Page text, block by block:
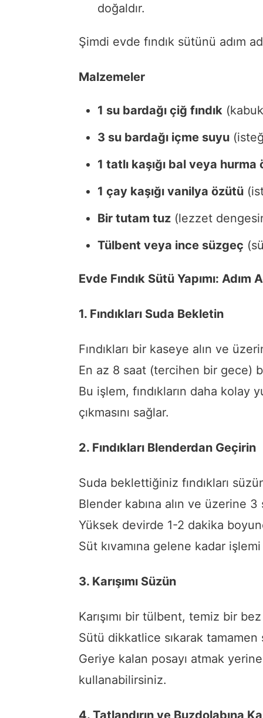
doğaldır.
Şimdi evde fındık sütünü adım
Malzemeler
1 su bardağı çiğ fındık
3 su bardağı içme suyu
1 tatlı kaşığı bal veya hurma
1 çay kaşığı vanilya özütü
Bir tutam tuz (lezzet
Tülbent veya ince süzgeç
Evde Fındık Sütü Yapımı: Adım
1. Fındıkları Suda Bekletin
Fındıkları bir kaseye alın ve
En az 8 saat (tercihen bir gece)
Bu işlem, fındıkların daha kolay
çıkmasını sağlar.
2. Fındıkları Blenderdan Geçirin
Suda beklettiğiniz fındıkları
Blender kabına alın ve üzerine
Yüksek devirde 1-2 dakika
Süt kıvamına gelene kadar
3. Karışımı Süzün
Karışımı bir tülbent, temiz bir
Sütü dikkatlice sıkarak tamamen
Geriye kalan posayı atmak
kullanabilirsiniz.
4. Tatlandırın ve Buzdolabına